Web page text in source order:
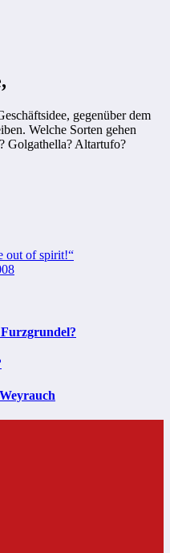
gegenüber dem
Welche Sorten gehen
Golgathella? Altartufo?
out of spirit!“